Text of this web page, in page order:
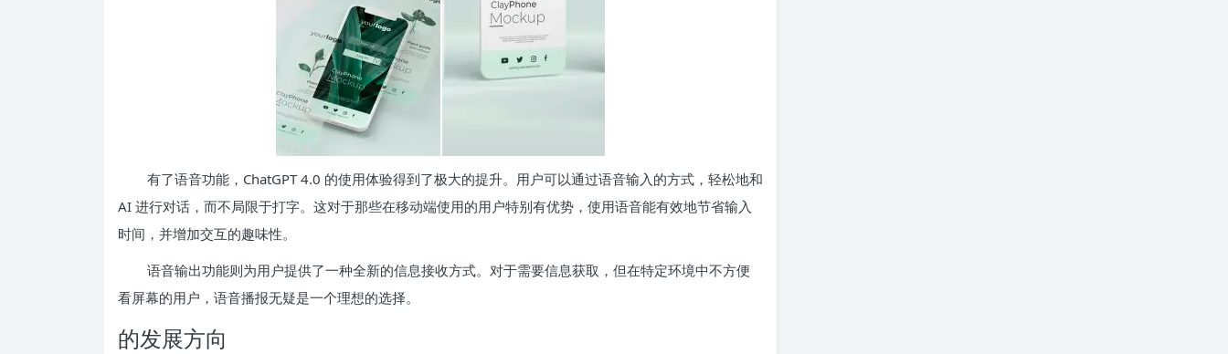
有了语音功能，ChatGPT 4.0 的使用体验得到了极大的提升。用户可以通过语音输入的方式，轻松地和
AI 进行对话，而不局限于打字。这对于那些在移动端使用的用户特别有优势，使用语音能有效地节省输入
时间，并增加交互的趣味性。
语音输出功能则为用户提供了一种全新的信息接收方式。对于需要信息获取，但在特定环境中不方便
看屏幕的用户，语音播报无疑是一个理想的选择。
的发展方向